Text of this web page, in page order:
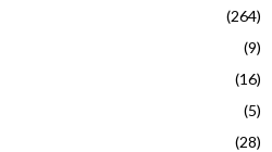
(264)
(9)
(16)
(5)
(28)